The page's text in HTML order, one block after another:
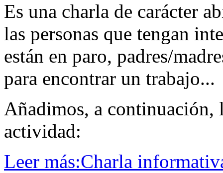
Es una charla de carácter
las personas que tengan
están en paro, padres/
para encontrar un trabajo...
Añadimos, a continuación,
actividad:
Leer más:Charla